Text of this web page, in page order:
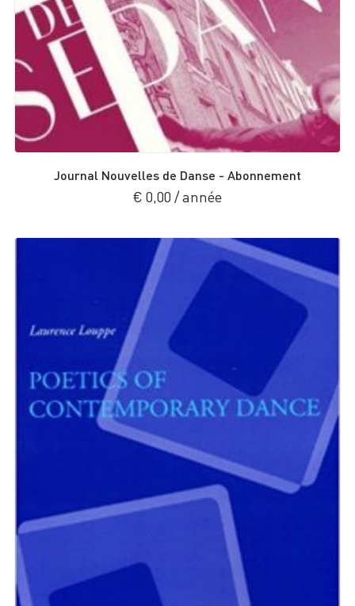
Journal Nouvelles de Danse - Abonnement
€ 0,00 / année